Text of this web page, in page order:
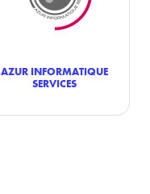
AZUR INFORMATIQUE
SERVICES